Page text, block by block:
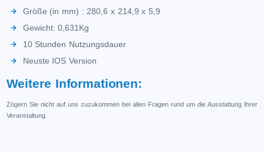
Größe (in mm) : 280,6 x 214,9 x 5,9
Gewicht: 0,631Kg
10 Stunden Nutzungsdauer
Neuste IOS Version
Weitere Informationen:
Zögern Sie nicht auf uns zuzukommen bei allen Fragen rund um die Ausstattung Ihrer
Veranstaltung.